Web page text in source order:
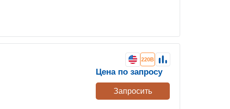
220В
Цена по запросу
Запросить